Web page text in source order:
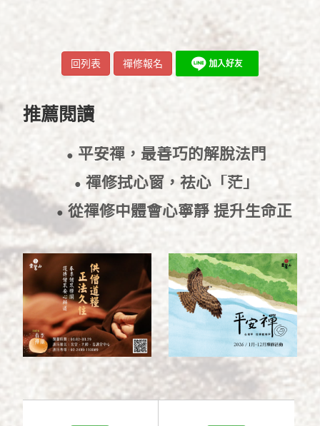
回列表 禪修報名
推薦閱讀
● 平安禪，最善巧的解脫法門
2018/5/17
● 禪修拭心窗，祛心「茫」
2017/12/14
●從禪修中體會心寧靜 提升生命正